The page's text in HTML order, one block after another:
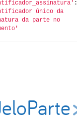
único da
da parte no